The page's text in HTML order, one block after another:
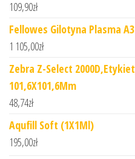
109,90zł
Fellowes Gilotyna Plasma A3
1 105,00zł
Zebra Z-Select
101,6X101,6Mm
48,74zł
Aqufill Soft (1X1Ml)
195,00zł